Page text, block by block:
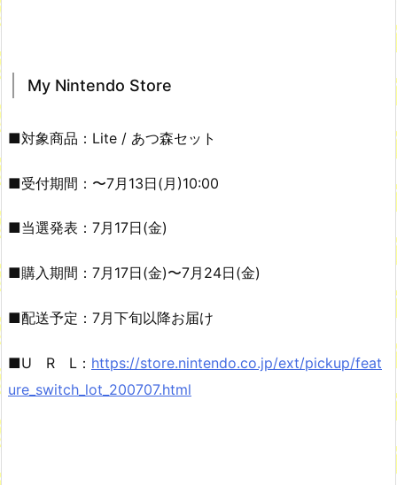
My Nintendo Store
■対象商品：Lite / あつ森セット
■受付期間：〜7月13日(月)10:00
■当選発表：7月17日(金)
■購入期間：7月17日(金)〜7月24日(金)
■配送予定：7月下旬以降お届け
■U R L： https://store.nintendo.co.jp/ext/pickup/feat
ure_switch_lot_200707.html